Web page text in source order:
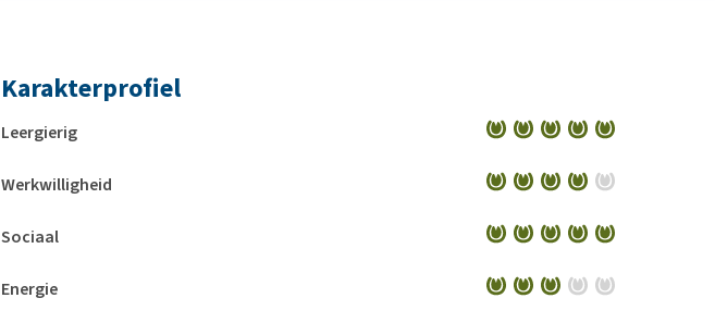
Karakterprofiel
Leergierig
Werkwilligheid
Sociaal
Energie